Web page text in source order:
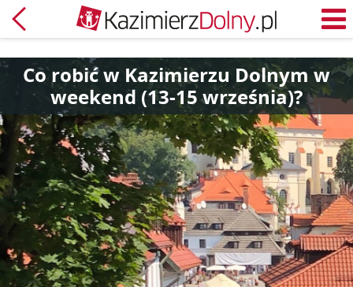
Powrót
Co robić w Kazimierzu Dolnym w
weekend (13-15 września)?